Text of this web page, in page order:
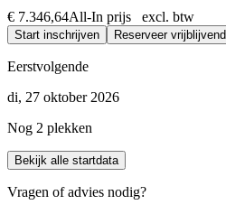
€ 7.346,64All-In prijs excl. btw
Start inschrijven Reserveer vrijblijvend
Eerstvolgende
di, 27 oktober 2026
Nog 2 plekken
Bekijk alle startdata
Vragen of advies nodig?